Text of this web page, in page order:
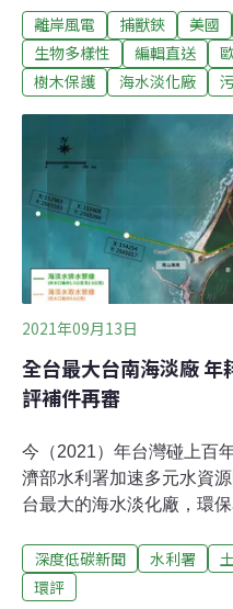
舒培痛批，公園處一度辯
家學者打臉是外洩瓦斯毒
20幾棵樹木還沒被樹保主
表示，即便死亡樹木非列
施工單位影響存活、導致
木保護自治條例開罰9萬元
質疑底渣山釀污染 環保局
續將焚化廠底渣運往已於
天堆置，招致環境污染疑
都做過毒性試驗，不是有
址，下方有不透水布，也
離岸風電 捕獸鋏 美國
生物多樣性
編輯直送
樹木保護
海水淡化廠
2021年09月13日
全台最大台南海淡廠
評補件再審
今（2021）年台灣碰上百
濟部水利署加速多元水資
台最大的海水淡化廠，環
超過3億度，將增加15萬
應加強溫室氣體的抵換、
深度低碳新聞 水利署
環評